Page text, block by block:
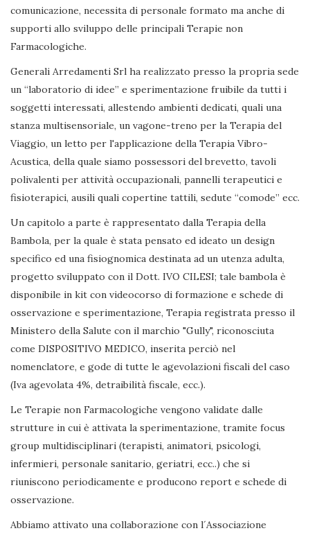
comunicazione, necessita di personale formato ma anche di
supporti allo sviluppo delle principali Terapie non
Farmacologiche.
Generali Arredamenti Srl ha realizzato presso la propria sede
un “laboratorio di idee” e sperimentazione fruibile da tutti i
soggetti interessati, allestendo ambienti dedicati, quali una
stanza multisensoriale, un vagone-treno per la Terapia del
Viaggio, un letto per l'applicazione della Terapia Vibro-
Acustica, della quale siamo possessori del brevetto, tavoli
polivalenti per attività occupazionali, pannelli terapeutici e
fisioterapici, ausili quali copertine tattili, sedute “comode” ecc.
Un capitolo a parte è rappresentato dalla Terapia della
Bambola, per la quale è stata pensato ed ideato un design
specifico ed una fisiognomica destinata ad un utenza adulta,
progetto sviluppato con il Dott. IVO CILESI; tale bambola è
disponibile in kit con videocorso di formazione e schede di
osservazione e sperimentazione, Terapia registrata presso il
Ministero della Salute con il marchio "Gully", riconosciuta
come DISPOSITIVO MEDICO, inserita perciò nel
nomenclatore, e gode di tutte le agevolazioni fiscali del caso
(Iva agevolata 4%, detraibilità fiscale, ecc.).
Le Terapie non Farmacologiche vengono validate dalle
strutture in cui è attivata la sperimentazione, tramite focus
group multidisciplinari (terapisti, animatori, psicologi,
infermieri, personale sanitario, geriatri, ecc..) che si
riuniscono periodicamente e producono report e schede di
osservazione.
Abbiamo attivato una collaborazione con l´Associazione